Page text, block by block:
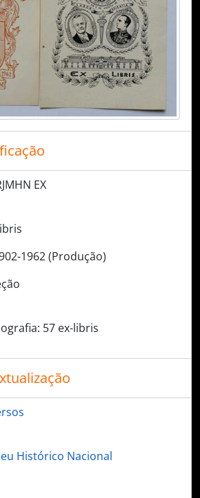
EX
1962 (Produção)
57 ex-libris
Histórico Nacional